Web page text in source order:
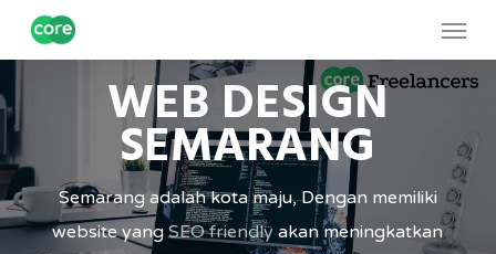
Skip
content
Menu
WEB DESIGN
SEMARANG
Semarang adalah kota maju, Dengan memiliki
website yangSEO friendly akan meningkatkan